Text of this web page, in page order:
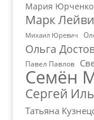
Мария Юрченко
Марк
Михаил Юревич
Ольга
Павел Павлов
Семён
Сергей
Татьяна